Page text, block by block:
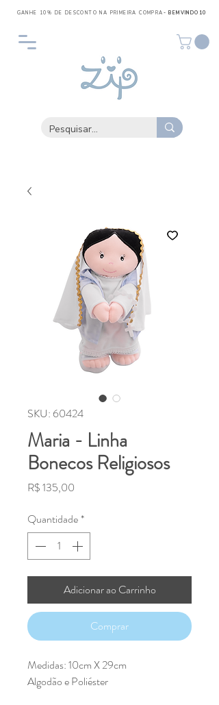
GANHE 10% DE DESCONTO NA PRIMEIRA COMPRA - BEMVINDO10
SKU: 60424
Maria - Linha
Bonecos Religiosos
R$ 135,00
Quantidade*
Adicionar ao Carrinho
Comprar
Medidas: 10cm X 29cm
Algodão e Poliéster